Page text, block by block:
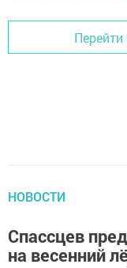
Перейти
НОВОСТИ
Спассцев
на весенний